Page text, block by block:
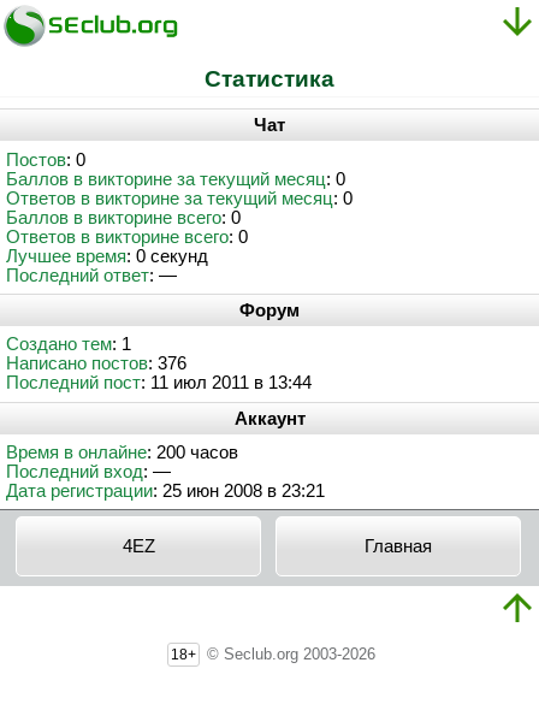
Статистика
Чат
Постов: 0
Баллов в викторине за текущий месяц: 0
Ответов в викторине за текущий месяц: 0
Баллов в викторине всего: 0
Ответов в викторине всего: 0
Лучшее время: 0 секунд
Последний ответ: —
Форум
Создано тем: 1
Написано постов: 376
Последний пост: 11 июл 2011 в 13:44
Аккаунт
Время в онлайне: 200 часов
Последний вход: —
Дата регистрации: 25 июн 2008 в 23:21
4EZ Главная
18+ © Seclub.org 2003-2026